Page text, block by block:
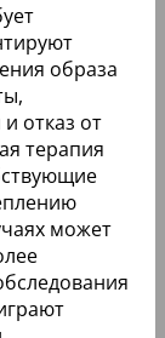
образа
отказ от
терапия
может